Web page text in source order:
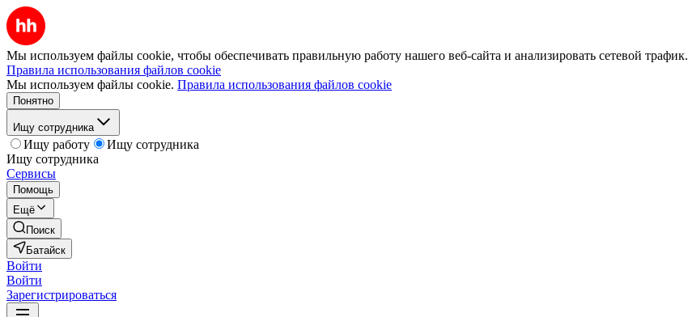
Мы используем файлы cookie, чтобы обеспечивать правильную работу нашего веб-сайта и анализировать сетевой трафик.
Правила использования файлов cookie
Мы используем файлы cookie. Правила использования файлов cookie
Понятно
Ищу сотрудника
Ищу работу
Ищу сотрудника
Ищу сотрудника
Сервисы
Помощь
Ещё
Поиск
Батайск
Войти
Войти
Зарегистрироваться